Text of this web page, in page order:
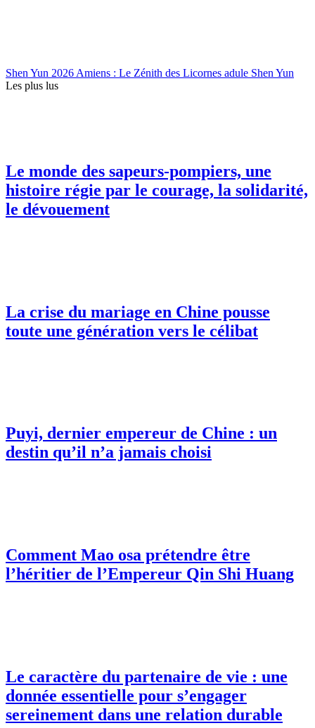
Shen Yun 2026 Amiens : Le Zénith des Licornes adule Shen Yun
Les plus lus
Le monde des sapeurs-pompiers, une
histoire régie par le courage, la solidarité,
le dévouement
La crise du mariage en Chine pousse
toute une génération vers le célibat
Puyi, dernier empereur de Chine : un
destin qu’il n’a jamais choisi
Comment Mao osa prétendre être
l’héritier de l’Empereur Qin Shi Huang
Le caractère du partenaire de vie : une
donnée essentielle pour s’engager
sereinement dans une relation durable